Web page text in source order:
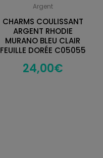
Argent
CHARMS COULISSANT
ARGENT RHODIE
MURANO BLEU CLAIR
FEUILLE DORÉE C05055
24,00€